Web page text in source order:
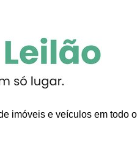
imóveis e veículos em todo o